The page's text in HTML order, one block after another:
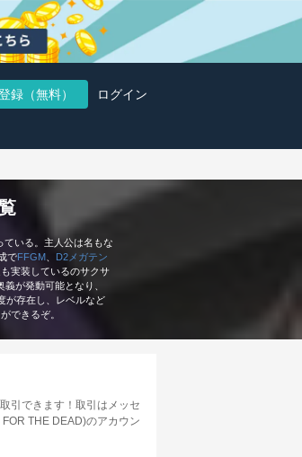
録（無料） ログイン
ている。主人公は名もな
でFFGM
D2メガテン
実装しているのサクサ
が発動可能となり、
が存在し、レベルなど
できるぞ。
引できます！取引はメッセ
THE DEAD)のアカウン